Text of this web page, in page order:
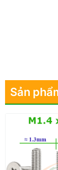
Sản